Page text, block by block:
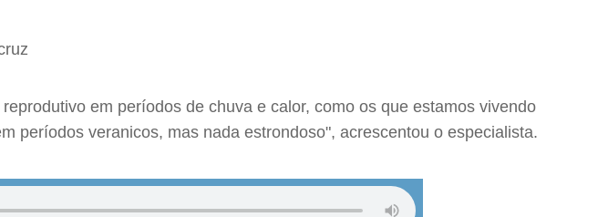
reprodutivo em períodos de chuva e calor, como os que estamos vivendo
períodos veranicos, mas nada estrondoso", acrescentou o especialista.